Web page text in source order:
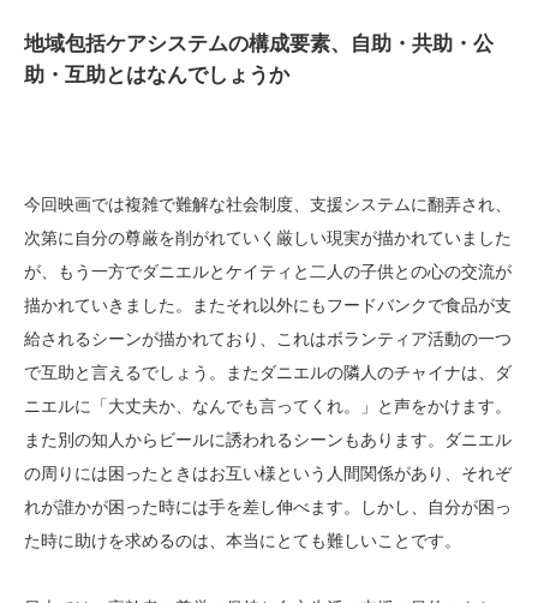
地域包括ケアシステムの構成要素、自助・共助・公
助・互助とはなんでしょうか
今回映画では複雑で難解な社会制度、支援システムに翻弄され、
次第に自分の尊厳を削がれていく厳しい現実が描かれていました
が、もう一方でダニエルとケイティと二人の子供との心の交流が
描かれていきました。またそれ以外にもフードバンクで食品が支
給されるシーンが描かれており、これはボランティア活動の一つ
で互助と言えるでしょう。またダニエルの隣人のチャイナは、ダ
ニエルに「大丈夫か、なんでも言ってくれ。」と声をかけます。
また別の知人からビールに誘われるシーンもあります。ダニエル
の周りには困ったときはお互い様という人間関係があり、それぞ
れが誰かが困った時には手を差し伸べます。しかし、自分が困っ
た時に助けを求めるのは、本当にとても難しいことです。